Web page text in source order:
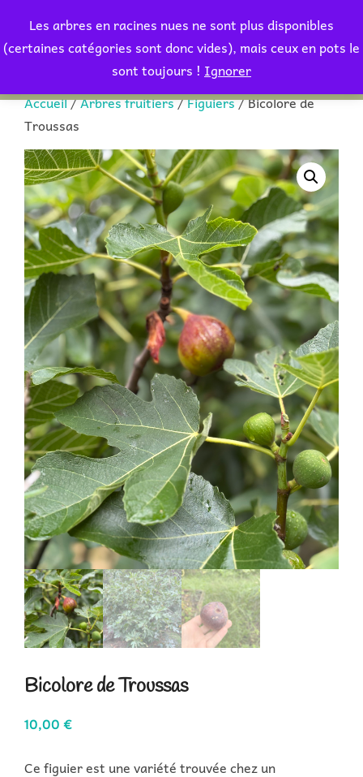
Les arbres en racines nues ne sont plus disponibles
(certaines catégories sont donc vides), mais ceux en pots le
sont toujours ! Ignorer
contenu
Rechercher :
Accueil/Arbres fruitiers/Figuiers/ Bicolore de
Troussas
Bicolore de Troussas
10,00 €
Ce figuier est une variété trouvée chez un